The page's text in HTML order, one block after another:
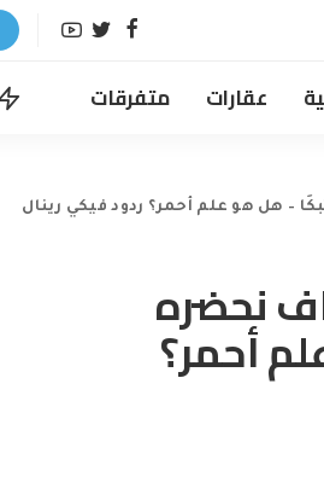
عقارات متفرقات
– هل هو علم أحمر؟ ردود فيكي رينال
نحضره
أحمر؟